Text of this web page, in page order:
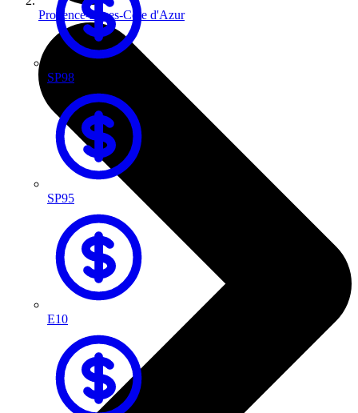
SP98
SP95
E10
Provence-Alpes-Côte d'Azur